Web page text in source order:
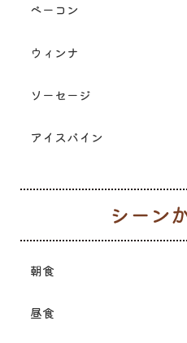
ベーコン
ウィンナ
ソーセージ
アイスバイン
朝食
昼食